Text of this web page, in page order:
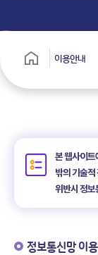
이용안내
본 웹사이트
밖의 기술
위반시 정보
정보통신망 이